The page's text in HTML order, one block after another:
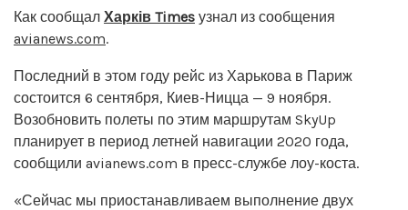
Как сообщал Харків Times узнал из сообщения
avianews.com.
Последний в этом году рейс из Харькова в Париж
состоится 6 сентября, Киев-Ницца — 9 ноября.
Возобновить полеты по этим маршрутам SkyUp
планирует в период летней навигации 2020 года,
сообщили avianews.com в пресс-службе лоу-коста.
«Сейчас мы приостанавливаем выполнение двух